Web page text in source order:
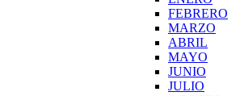
FEBRERO
MARZO
ABRIL
MAYO
JUNIO
JULIO